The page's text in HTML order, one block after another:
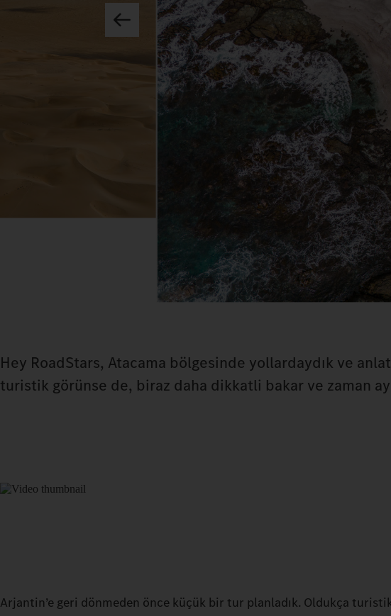
Hey RoadStars, Atacama bölgesinde yollardaydık ve
turistik görünse de, biraz daha dikkatli bakar ve zaman
Arjantin’e geri dönmeden önce küçük bir tur planladık. Oldukça